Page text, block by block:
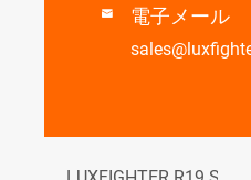
 電子メール